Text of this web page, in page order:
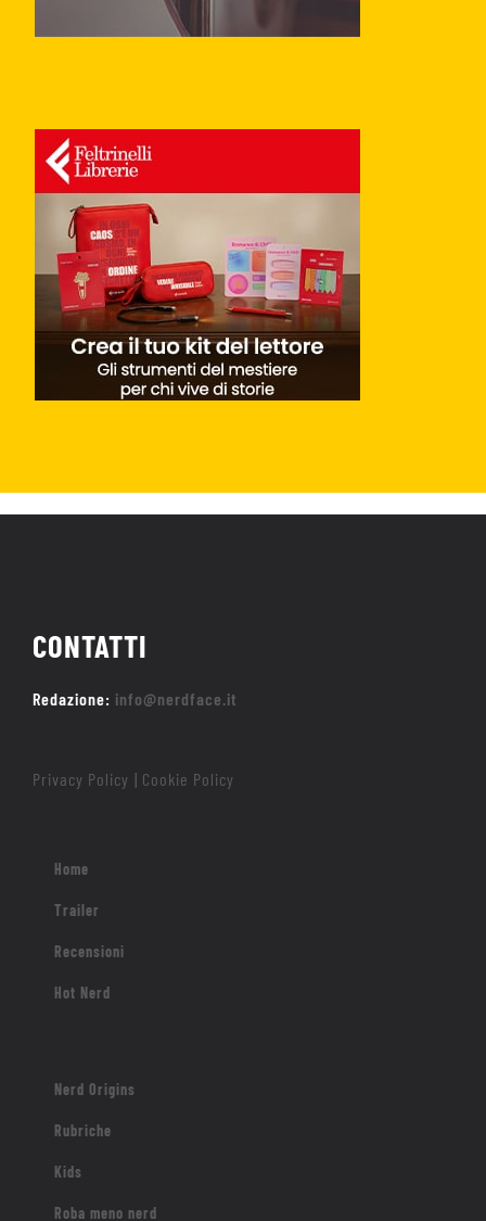
CONTATTI
Redazione: info@nerdface.it
Privacy Policy | Cookie Policy
Home
Trailer
Recensioni
Hot Nerd
Nerd Origins
Rubriche
Kids
Roba meno nerd